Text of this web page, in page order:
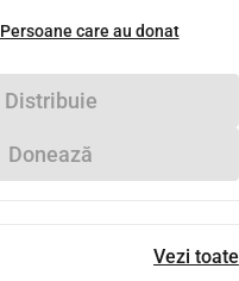
Persoane care au donat
Distribuie
Donează
Vezi toate